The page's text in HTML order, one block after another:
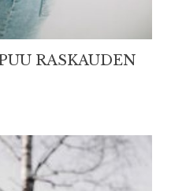
RASKAUDEN